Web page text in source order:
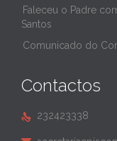
Faleceu o Padre
Santos
Comunicado do
Contactos
 232423338